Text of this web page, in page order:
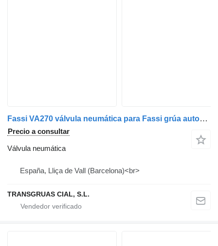
Fassi VA270 válvula neumática para Fassi grúa autocargante
Precio a consultar
Válvula neumática
España, Lliça de Vall (Barcelona)<br>
TRANSGRUAS CIAL, S.L.